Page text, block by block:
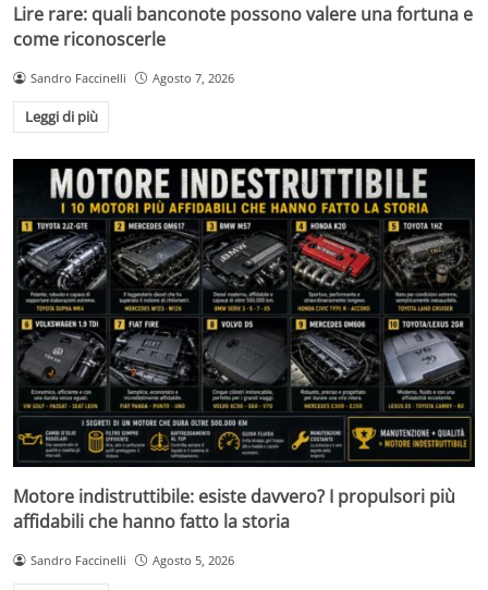
Lire rare: quali banconote possono valere una fortuna e
come riconoscerle
Sandro Faccinelli Agosto 7, 2026
Leggi di più
Motore indistruttibile: esiste davvero? I propulsori più
affidabili che hanno fatto la storia
Sandro Faccinelli Agosto 5, 2026